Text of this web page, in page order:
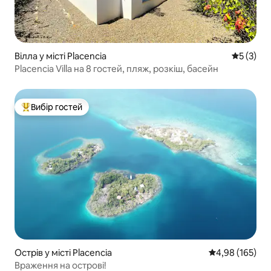
Вілла у місті Placencia Середня
5 (3)
Placencia Villa на 8 гостей, пляж, розкіш, басейн
Топ вибір гостей
Вибір гостей
Острів у місті Placencia Середня
4,98 (165)
Враження на острові!